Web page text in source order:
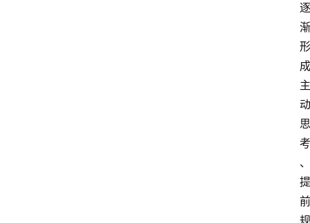
逐
渐
形
成
主
动
思
考
、
提
前
规